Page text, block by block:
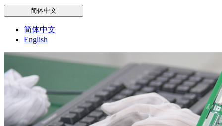
简体中文
简体中文
English